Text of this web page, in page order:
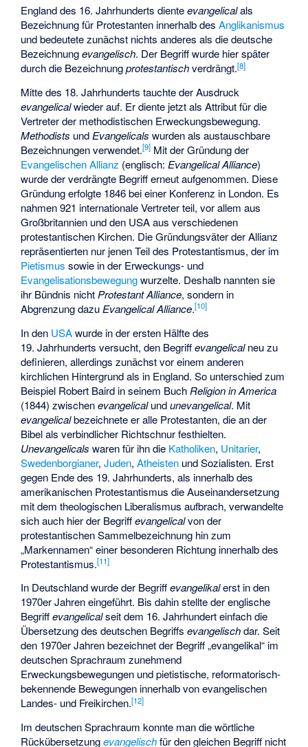
England des 16. Jahrhunderts dienteevangelicalals
Bezeichnung für Protestanten innerhalb desAnglikanismus
und bedeutete zunächst nichts anderes als die deutsche
Bezeichnungevangelisch. Der Begriff wurde hier später
durch die Bezeichnungprotestantischverdrängt.[8]
Mitte des 18. Jahrhunderts tauchte der Ausdruck
evangelicalwieder auf. Er diente jetzt als Attribut für die
Vertreter der methodistischen Erweckungsbewegung.
Methodists und Evangelicals wurden als austauschbare
Bezeichnungen verwendet.[9] Mit der Gründung der
Evangelischen Allianz (englisch: Evangelical Alliance)
wurde der verdrängte Begriff erneut aufgenommen. Diese
Gründung erfolgte 1846 bei einer Konferenz in London. Es
nahmen 921 internationale Vertreter teil, vor allem aus
Großbritannien und den USA aus verschiedenen
protestantischen Kirchen. Die Gründungsväter der Allianz
repräsentierten nur jenen Teil des Protestantismus, der im
Pietismus sowie in der Erweckungs- und
Evangelisationsbewegungwurzelte. Deshalb nannten sie
ihr Bündnis nicht Protestant Alliance, sondern in
Abgrenzung dazu Evangelical Alliance.[10]
In den USAwurde in der ersten Hälfte des
19. Jahrhunderts versucht, den Begriffevangelicalneu zu
definieren, allerdings zunächst vor einem anderen
kirchlichen Hintergrund als in England. So unterschied zum
Beispiel Robert Baird in seinem Buch Religion in America
(1844) zwischenevangelicalundunevangelical. Mit
evangelicalbezeichnete er alle Protestanten, die an der
Bibel als verbindlicher Richtschnur festhielten.
Unevangelicals waren für ihn die Katholiken, Unitarier,
Swedenborgianer,Juden,Atheisten und Sozialisten. Erst
gegen Ende des 19. Jahrhunderts, als innerhalb des
amerikanischen Protestantismus die Auseinandersetzung
mit dem theologischen Liberalismus aufbrach, verwandelte
sich auch hier der Begriffevangelicalvon der
protestantischen Sammelbezeichnung hin zum
„Markennamen“ einer besonderen Richtung innerhalb des
Protestantismus.[11]
In Deutschland wurde der Begriffevangelikalerst in den
1970er Jahren eingeführt. Bis dahin stellte der englische
Begriffevangelicalseit dem 16. Jahrhundert einfach die
Übersetzung des deutschen Begriffsevangelischdar. Seit
den 1970er Jahren bezeichnet der Begriff „evangelikal“ im
deutschen Sprachraum zunehmend
Erweckungsbewegungen und pietistische, reformatorisch-
bekennende Bewegungen innerhalb von evangelischen
Landes- und Freikirchen.[12]
Im deutschen Sprachraum konnte man die wörtliche
Rückübersetzungevangelischfür den gleichen Begriff nicht